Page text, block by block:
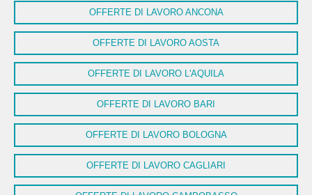
OFFERTE DI LAVORO ANCONA
OFFERTE DI LAVORO AOSTA
OFFERTE DI LAVORO L'AQUILA
OFFERTE DI LAVORO BARI
OFFERTE DI LAVORO BOLOGNA
OFFERTE DI LAVORO CAGLIARI